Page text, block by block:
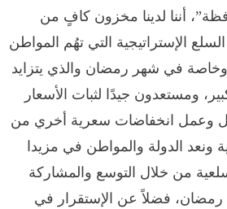
أننا لدينا مخزون كافٍ من
السلع الإستراتيجية التي تهُم المواطن
وخاصة في شهر رمضان والذي يتزايد
ومستعدون جيدًا لثبات الأسعار
بل وعمل انخفاضات سعرية أخري من
ونعد الدولة والمواطن في مزيدا
من خلال التوسع والمشاركة
فضلاً عن الإستقرار في